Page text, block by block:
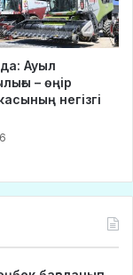
Ауыл
– өңір
негізгі